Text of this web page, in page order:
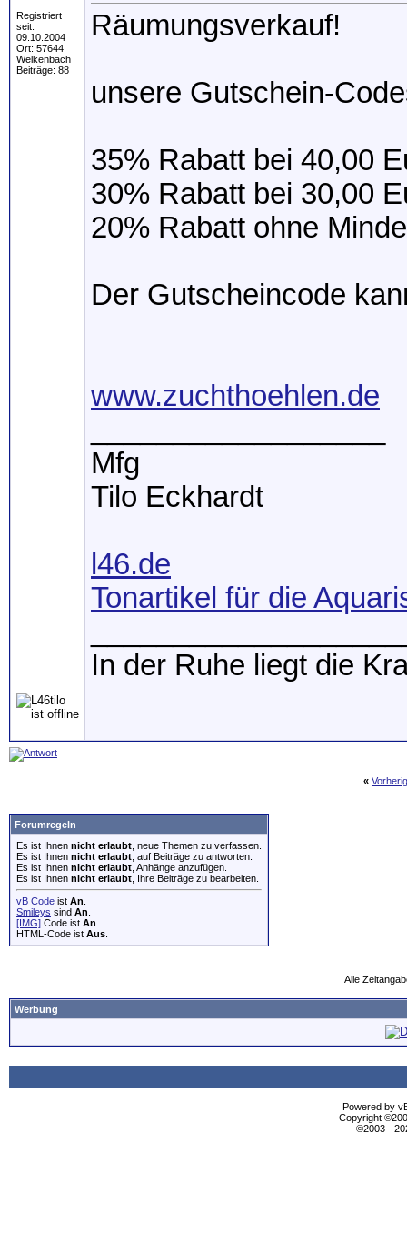
Registriert
seit:
09.10.2004
Ort: 57644
Welkenbach
Beiträge: 88
Räumungsverkauf!
unsere Gutschein-
35% Rabatt bei 40,00
30% Rabatt bei 30,00
20% Rabatt ohne
Der Gutscheincode
www.zuchthoehlen.de
Mfg
Tilo Eckhardt
l46.de
Tonartikel für die
In der Ruhe liegt die
«
Forumregeln
Es ist Ihnen nicht erlaubt , neue Themen zu verfassen.
Es ist Ihnen nicht erlaubt , auf Beiträge zu antworten.
Es ist Ihnen nicht erlaubt , Anhänge anzufügen.
Es ist Ihnen nicht erlaubt , Ihre Beiträge zu bearbeiten.
vB Code ist An
Smileys sind An
[IMG] Code ist An
HTML-Code ist Aus
Alle
Werbung
Powered by
Copyright
©2003 -